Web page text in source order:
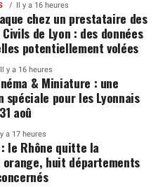
Il y a 16 heures
chez un prestataire des
de Lyon : des données
potentiellement volées
Il y a 16 heures
& Miniature : une
spéciale pour les Lyonnais
aoû
a 17 heures
le Rhône quitte la
huit départements